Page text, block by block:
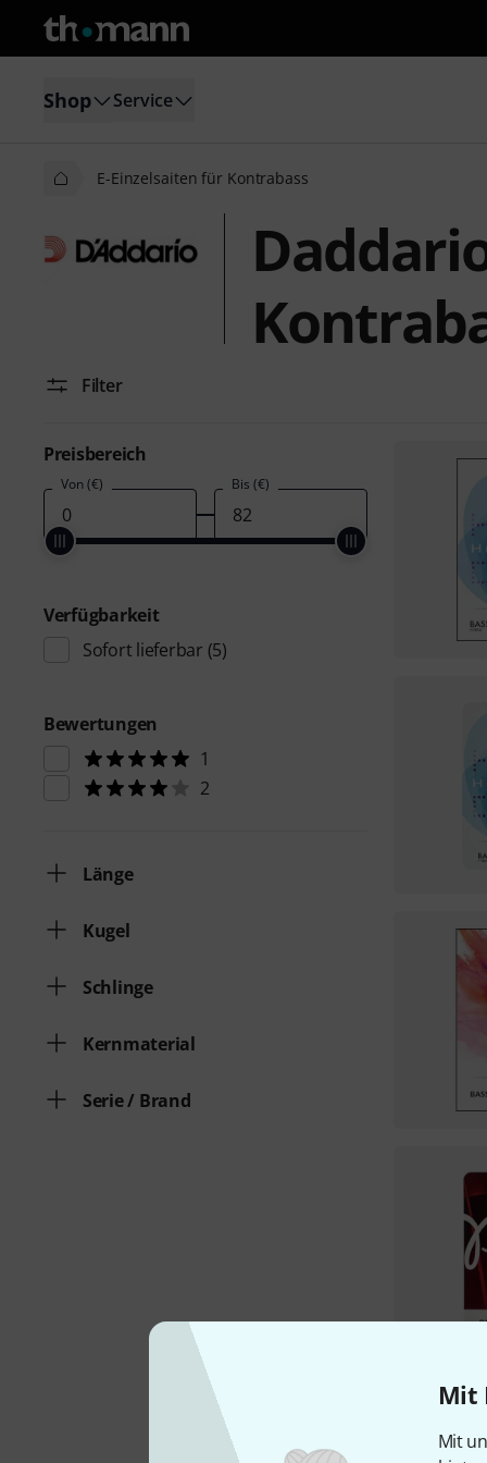
Mit
Mit
Shop Service
E-Einzelsaiten für Kontrabass
Filter
Preisbereich
Von (€) Bis (€)
Verfügbarkeit
Sofort lieferbar (5)
Bewertungen
1
2
Länge
Kugel
Schlinge
Kernmaterial
Serie / Brand